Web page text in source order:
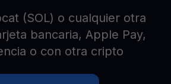
(SOL) o cualquier otra
bancaria, Apple Pay,
o con otra cripto